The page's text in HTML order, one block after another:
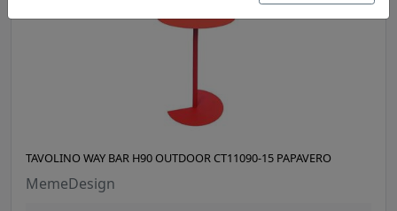
TAVOLINO WAY BAR H90 OUTDOOR CT11090-15 PAPAVERO
MemeDesign